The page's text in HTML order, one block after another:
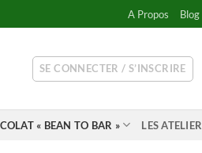
A Propos Blog
SE CONNECTER / S’INSCRIRE
« BEAN TO BAR » LES